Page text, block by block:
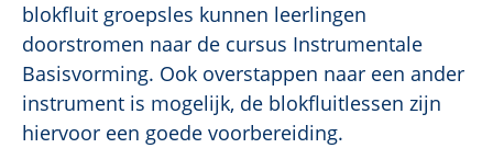
blokfluit groepsles kunnen leerlingen
doorstromen naar de cursus Instrumentale
Basisvorming. Ook overstappen naar een ander
instrument is mogelijk, de blokfluitlessen zijn
hiervoor een goede voorbereiding.